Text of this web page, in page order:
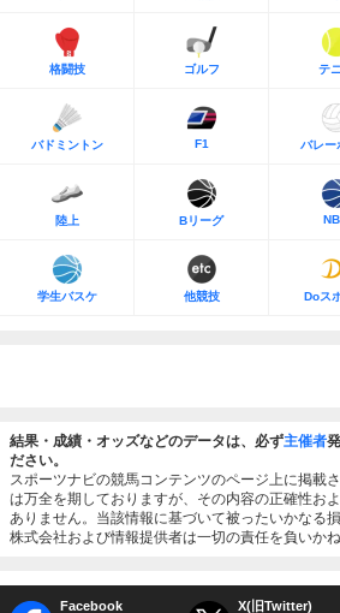
格闘技 ゴルフ テ
バドミントン F1 バレー
陸上 Bリーグ
学生バスケ 他競技 Doス
結果・成績・オッズなどのデータは、必ず主催者
ださい。
スポーツナビの競馬コンテンツのページ上に掲載
は万全を期しておりますが、その内容の正確性お
ありません。当該情報に基づいて被ったいかなる
株式会社および情報提供者は一切の責任を負いかね
Facebook X(旧Twitter)